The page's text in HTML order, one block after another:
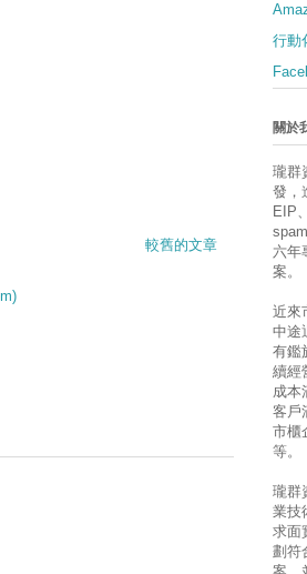
較舊的文章
行動
關於
瓏群
發，
EIP
六年
案。
近來
中途
有鑑
續經
成本
客戶
市櫃
等。
瓏群
業技
求面
劃符